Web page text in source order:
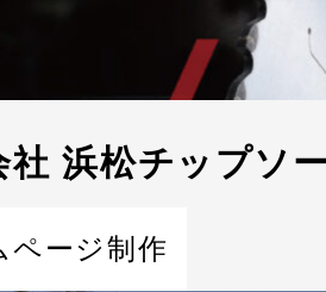
社 浜松チップソ
ページ制作